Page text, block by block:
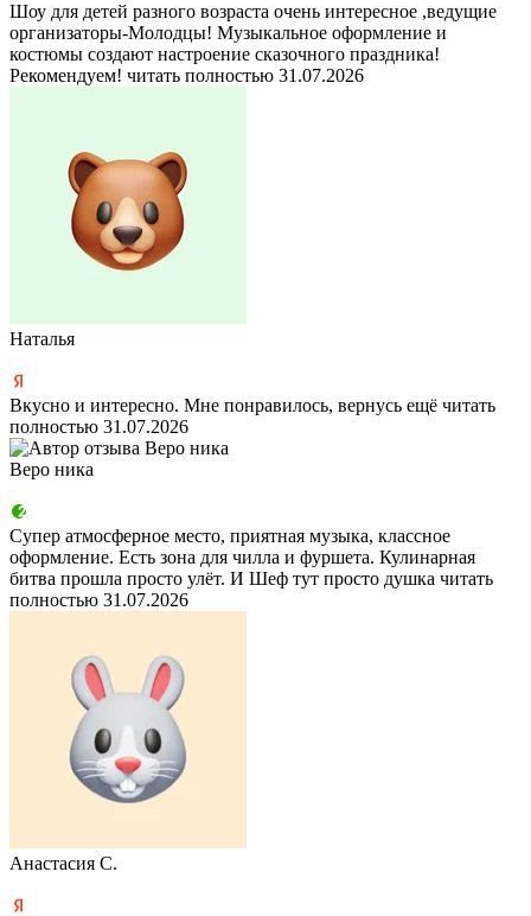
Шоу для детей разного возраста очень интересное ,ведущие
организаторы-Молодцы! Музыкальное оформление и
костюмы создают настроение сказочного праздника!
Рекомендуем! читать полностью 31.07.2026
Наталья
Вкусно и интересно. Мне понравилось, вернусь ещё читать
полностью 31.07.2026
Веро ника
Супер атмосферное место, приятная музыка, классное
оформление. Есть зона для чилла и фуршета. Кулинарная
битва прошла просто улёт. И Шеф тут просто душка читать
полностью 31.07.2026
Анастасия С.